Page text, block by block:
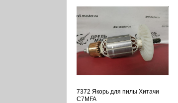
7372 Якорь для пилы Хитачи
C7MFA